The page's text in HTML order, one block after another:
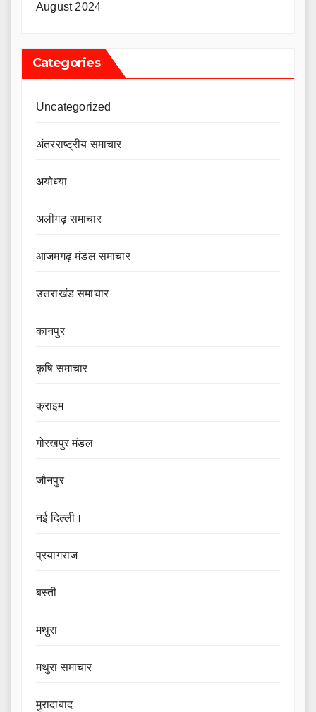
August 2024
Categories
Uncategorized
अंतरराष्ट्रीय समाचार
अयोध्या
अलीगढ़ समाचार
आजमगढ़ मंडल समाचार
उत्तराखंड समाचार
कानपुर
कृषि समाचार
क्राइम
गोरखपुर मंडल
जौनपुर
नई दिल्ली।
प्रयागराज
बस्ती
मथुरा
मथुरा समाचार
मुरादाबाद